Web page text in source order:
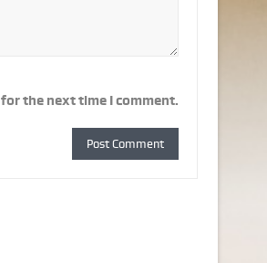
the next time I comment.